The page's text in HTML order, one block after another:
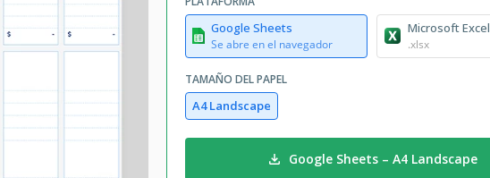
Google Sheets
Se abre en el navegador
Microsoft Excel
.xlsx
TAMAÑO DEL PAPEL
A4 Landscape
Google Sheets – A4 Landscape